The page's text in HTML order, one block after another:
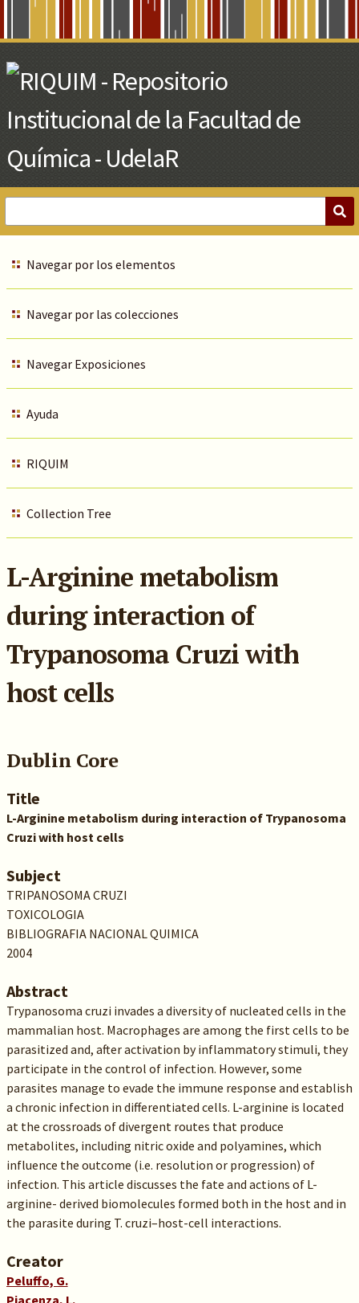
Main
Content
Navegar por los elementos
Navegar por las colecciones
Navegar Exposiciones
Ayuda
RIQUIM
Collection Tree
L-Arginine metabolism
during interaction of
Trypanosoma Cruzi with
host cells
Dublin Core
Title
L-Arginine metabolism during interaction of Trypanosoma
Cruzi with host cells
Subject
TRIPANOSOMA CRUZI
TOXICOLOGIA
BIBLIOGRAFIA NACIONAL QUIMICA
2004
Abstract
Trypanosoma cruzi invades a diversity of nucleated cells in the
mammalian host. Macrophages are among the first cells to be
parasitized and, after activation by inflammatory stimuli, they
participate in the control of infection. However, some
parasites manage to evade the immune response and establish
a chronic infection in differentiated cells. L-arginine is located
at the crossroads of divergent routes that produce
metabolites, including nitric oxide and polyamines, which
influence the outcome (i.e. resolution or progression) of
infection. This article discusses the fate and actions of L-
arginine- derived biomolecules formed both in the host and in
the parasite during T. cruzi–host-cell interactions.
Creator
Peluffo, G.
Piacenza, L.